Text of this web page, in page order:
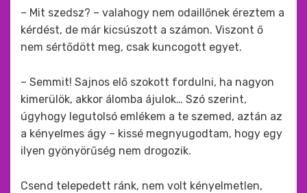
– Mit szedsz? – valahogy nem odaillőnek éreztem a
kérdést, de már kicsúszott a számon. Viszont ő
nem sértődött meg, csak kuncogott egyet.
– Semmit! Sajnos elő szokott fordulni, ha nagyon
kimerülök, akkor álomba ájulok… Szó szerint,
úgyhogy legutolsó emlékem a te szemed, aztán az
a kényelmes ágy – kissé megnyugodtam, hogy egy
ilyen gyönyörűség nem drogozik.
Csend telepedett ránk, nem volt kényelmetlen,